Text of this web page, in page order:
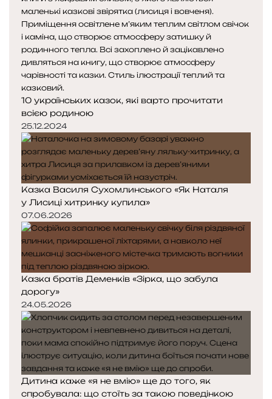
10 українських казок, які варто прочитати
всією родиною
25.12.2024
Казка Василя Сухомлинського «Як Наталя
у Лисиці хитринку купила»
07.06.2026
Казка братів Деменків «Зірка, що забула
дорогу»
24.05.2026
Дитина каже «я не вмію» ще до того, як
спробувала: що стоїть за такою поведінкою